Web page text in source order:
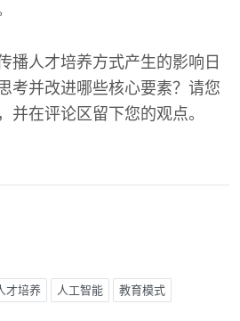
播人才培养方式产生的影响日
考并改进哪些核心要素？请您
并在评论区留下您的观点。
才培养 人工智能 教育模式